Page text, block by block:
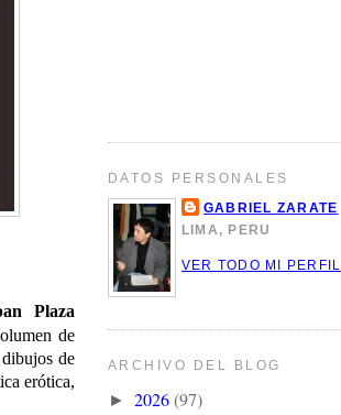
Plaza
de
de
erótica,
DATOS PERSONALES
GABRIEL ZARATE
LIMA, PERU
VER TODO MI PERFIL
ARCHIVO DEL BLOG
► 2026(97)